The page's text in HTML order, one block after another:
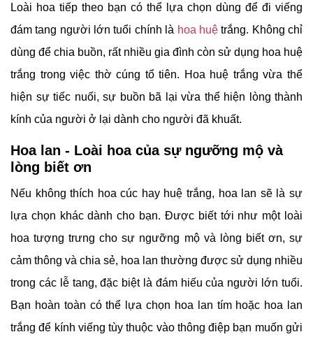
Loài hoa tiếp theo bạn có thể lựa chọn dùng để đi viếng
đám tang người lớn tuổi chính là hoa huệtrắng. Không chỉ
dùng để chia buồn, rất nhiều gia đình còn sử dụng hoa huệ
trắng trong việc thờ cúng tổ tiên. Hoa huệ trắng vừa thể
hiện sự tiếc nuối, sự buồn bã lại vừa thể hiện lòng thành
kính của người ở lại dành cho người đã khuất.
Hoa lan - Loài hoa của sự ngưỡng mộ và
lòng biết ơn
Nếu không thích hoa cúc hay huệ trắng, hoa lan sẽ là sự
lựa chọn khác dành cho bạn. Được biết tới như một loài
hoa tượng trưng cho sự ngưỡng mộ và lòng biết ơn, sự
cảm thông và chia sẻ, hoa lan thường được sử dụng nhiều
trong các lễ tang, đặc biệt là đám hiếu của người lớn tuổi.
Bạn hoàn toàn có thể lựa chọn hoa lan tím hoặc hoa lan
trắng để kính viếng tùy thuộc vào thông điệp bạn muốn gửi